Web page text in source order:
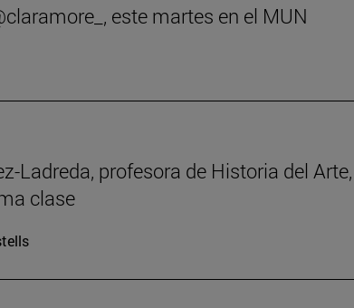
este martes en el MUN
Ladreda, profesora de Historia del Arte,
clase